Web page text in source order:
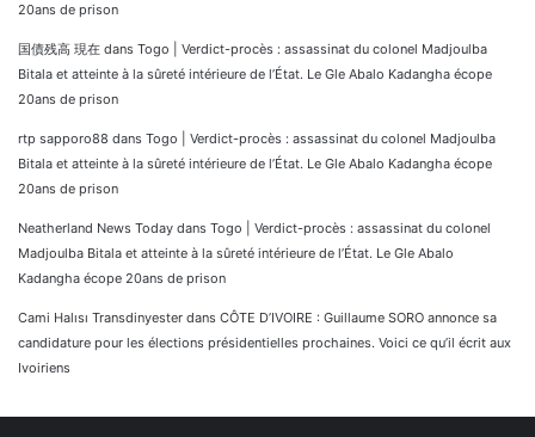
20ans de prison
国債残高 現在 dans Togo | Verdict-procès : assassinat du colonel Madjoulba
Bitala et atteinte à la sûreté intérieure de l’État. Le Gle Abalo Kadangha écope
20ans de prison
rtp sapporo88 dans Togo | Verdict-procès : assassinat du colonel Madjoulba
Bitala et atteinte à la sûreté intérieure de l’État. Le Gle Abalo Kadangha écope
20ans de prison
Neatherland News Today dans Togo | Verdict-procès : assassinat du colonel
Madjoulba Bitala et atteinte à la sûreté intérieure de l’État. Le Gle Abalo
Kadangha écope 20ans de prison
Cami Halısı Transdinyester dans CÔTE D’IVOIRE : Guillaume SORO annonce sa
candidature pour les élections présidentielles prochaines. Voici ce qu’il écrit aux
Ivoiriens